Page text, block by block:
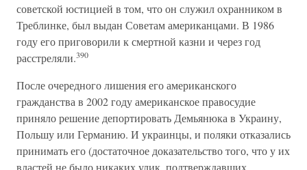
советской юстицией в том, что он служил охранником в
Треблинке, был выдан Советам американцами. В 1986
году его приговорили к смертной казни и через год
расстреляли.390
После очередного лишения его американского
гражданства в 2002 году американское правосудие
приняло решение депортировать Демьянюка в Украину,
Польшу или Германию. И украинцы, и поляки отказались
принимать его (достаточное доказательство того, что у их
властей не было никаких улик, подтверждавших